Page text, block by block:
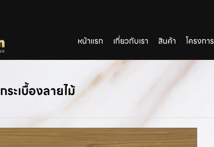
หน้าแรก เกี่ยวกับเรา สินค้า โครงการ
กระเบื้องลายไม้